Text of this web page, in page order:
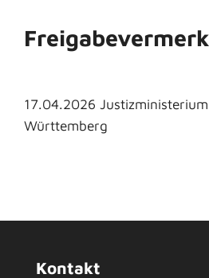
Freigabevermerk
17.04.2026
Württemberg
Kontakt